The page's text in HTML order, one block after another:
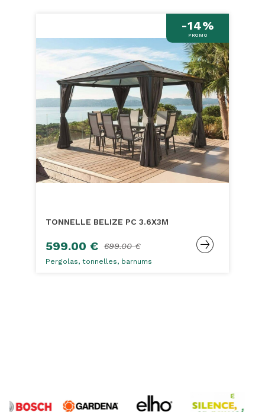
-14%
PROMO
TONNELLE BELIZE PC 3.6X3M
699.00 €
599.00 €
Pergolas, tonnelles, barnums